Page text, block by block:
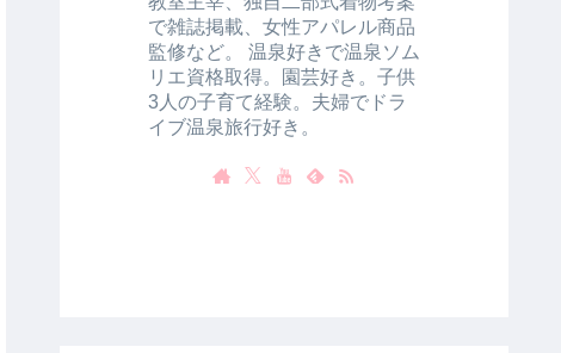
で雑誌掲載、女性アパレル商品
監修など。 温泉好きで温泉ソム
リエ資格取得。園芸好き。子供
3人の子育て経験。夫婦でドラ
イブ温泉旅行好き。